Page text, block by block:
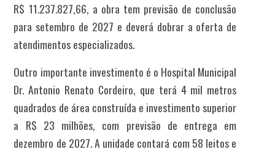
R$ 11.237.827,66, a obra tem previsão de conclusão
para setembro de 2027 e deverá dobrar a oferta de
atendimentos especializados.
Outro importante investimento é o Hospital Municipal
Dr. Antonio Renato Cordeiro, que terá 4 mil metros
quadrados de área construída e investimento superior
a R$ 23 milhões, com previsão de entrega em
dezembro de 2027. A unidade contará com 58 leitos e